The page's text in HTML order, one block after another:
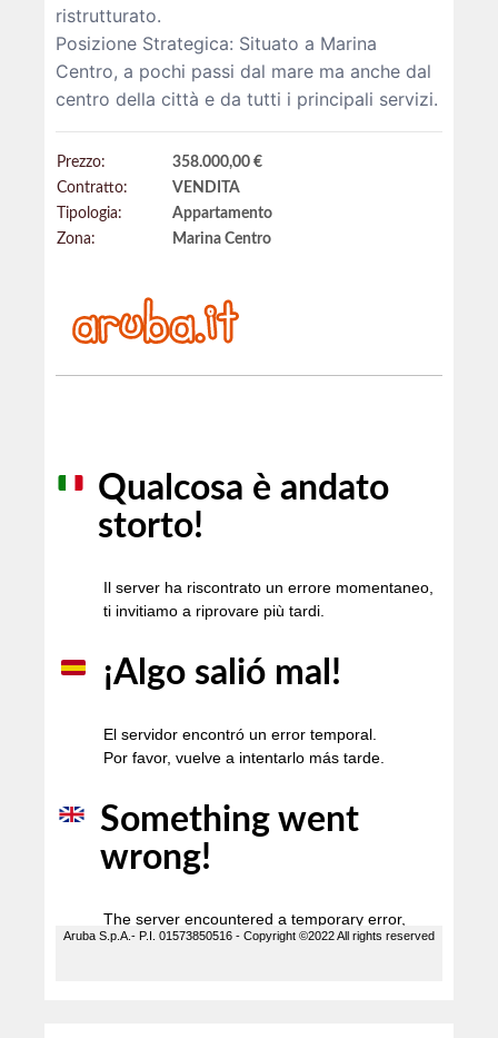
ristrutturato.
Posizione Strategica: Situato a Marina
Centro, a pochi passi dal mare ma anche dal
centro della città e da tutti i principali servizi.
Prezzo:
358.000,00 €
Contratto:
VENDITA
Tipologia:
Appartamento
Zona:
Marina Centro